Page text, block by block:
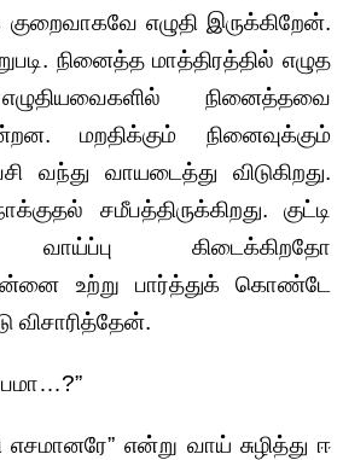
குறைவாகவே எழுதி இருக்கிறேன்.
நினைத்த மாத்திரத்தில் எழுத
நினைத்தவை
மறதிக்கும் நினைவுக்கும்
வந்து வாயடைத்து விடுகிறது.
சமீபத்திருக்கிறது. குட்டி
வாய்ப்பு கிடைக்கிறதோ
உற்று பார்த்துக் கொண்டே
விசாரித்தேன்.
என்று வாய் சுழித்து ஈ